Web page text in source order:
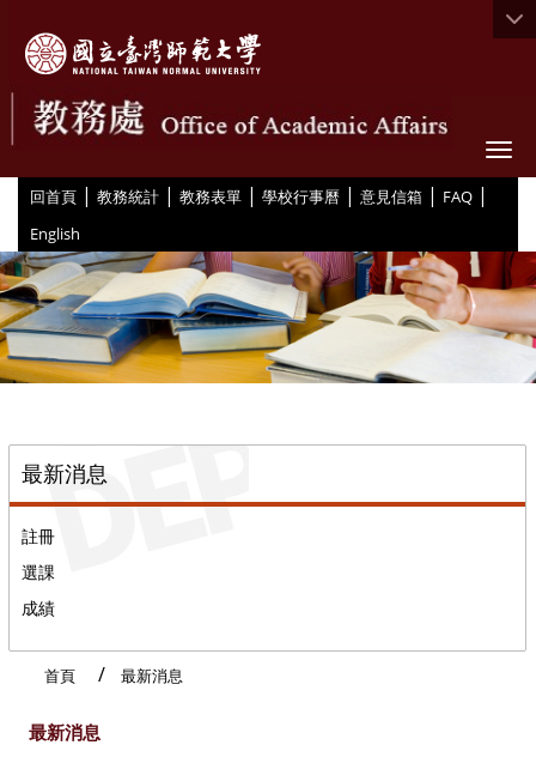
回首頁 | 教務統計 | 教務表單 | 學校行事曆 | 意見信箱 | FAQ |
English
最新消息
註冊
選課
成績
首頁 最新消息
最新消息